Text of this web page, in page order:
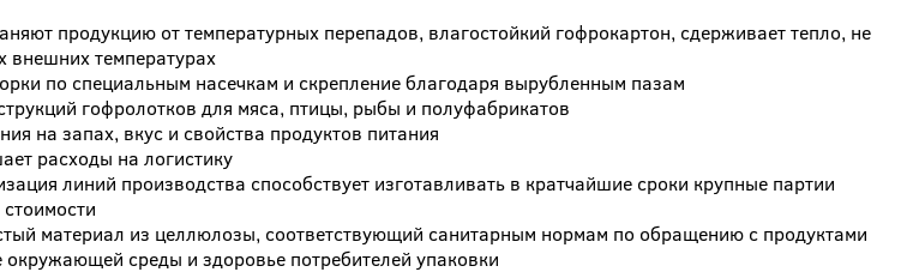
продукцию от температурных перепадов, влагостойкий гофрокартон, сдерживает тепло, не
температурах
по специальным насечкам и скрепление благодаря вырубленным пазам
гофролотков для мяса, птицы, рыбы и полуфабрикатов
на запах, вкус и свойства продуктов питания
расходы на логистику
линий производства способствует изготавливать в кратчайшие сроки крупные партии
материал из целлюлозы, соответствующий санитарным нормам по обращению с продуктами
окружающей среды и здоровье потребителей упаковки